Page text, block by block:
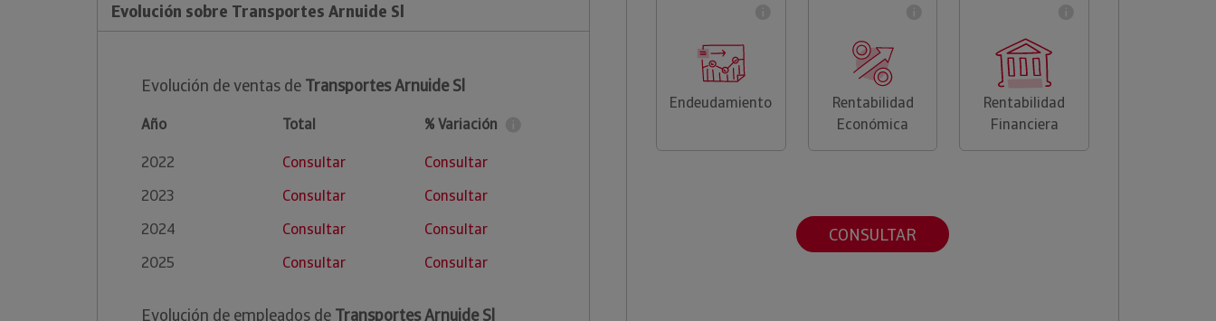
Evolución sobre Transportes Arnuide Sl
Evolución de ventas de Transportes Arnuide Sl
Año Total
% Variación
2022
Consultar
Consultar
2023
Consultar
Consultar
2024
Consultar
Consultar
2025
Consultar Consultar
Evolución de empleados de Transportes Arnuide Sl
Endeudamiento
Rentabilidad
Económica
Rentabilidad
Financiera
CONSULTAR